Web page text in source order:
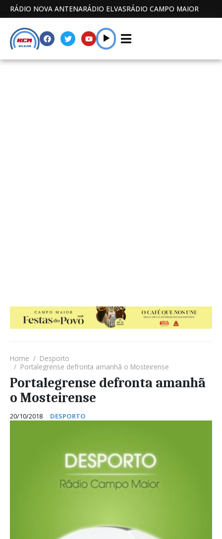
RÁDIO NOVA ANTENARÁDIO ELVASRÁDIO CAMPO MAIOR
Home
Desporto
Portalegrense defronta amanhã o Mosteirense
Portalegrense defronta amanhã
o Mosteirense
20/10/2018 DESPORTO